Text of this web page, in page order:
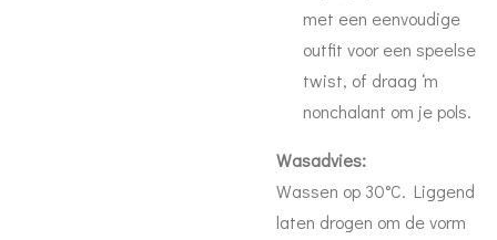
met een eenvoudige
outfit voor een speelse
twist, of draag ‘m
nonchalant om je pols.
Wasadvies:
Wassen op 30°C. Liggend
laten drogen om de vorm